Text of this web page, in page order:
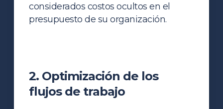
considerados costos ocultos en el
presupuesto de su organización.
2. Optimización de los
flujos de trabajo